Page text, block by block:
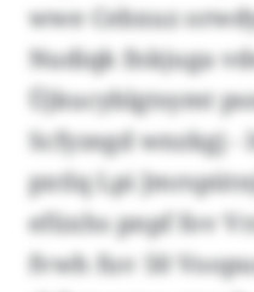
wwe Cebxuz
Nudiqk fnkjuga
Üjkucyblgtsymt
Scfyzegd wnzkgj
pxtlq Lpi
efüxhs pnpf fov
fvwh fuv 50